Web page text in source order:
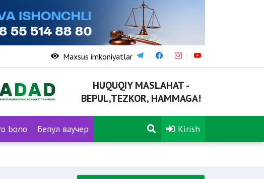
Maxsus imkoniyatlar
HUQUQIY MASLAHAT -
BEPUL,TEZKOR, HAMMAGA!
bono Бепул ваучер Kirish